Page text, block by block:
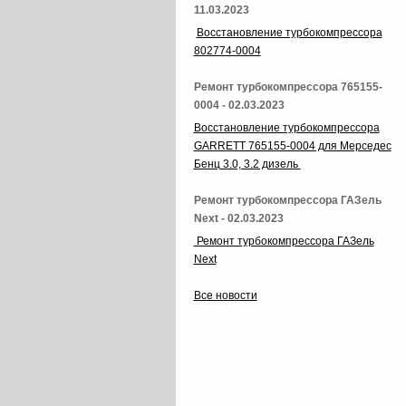
11.03.2023
Восстановление турбокомпрессора
802774-0004
Ремонт турбокомпрессора 765155-
0004 - 02.03.2023
Восстановление турбокомпрессора
GARRETT 765155-0004 для Мерседес
Бенц 3.0, 3.2 дизель
Ремонт турбокомпрессора ГАЗель
Next - 02.03.2023
Ремонт турбокомпрессора ГАЗель
Next
Все новости